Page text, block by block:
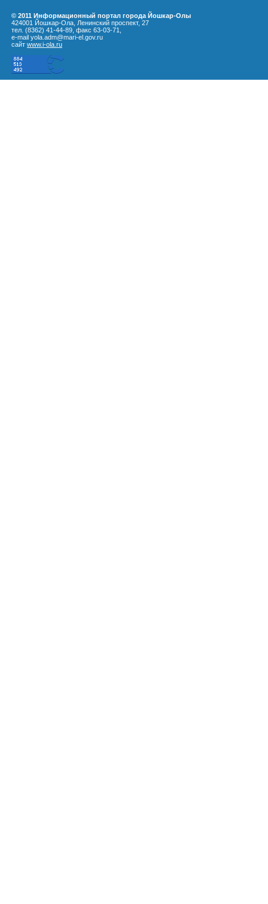
© 2011 Информационный портал города Йошкар-Олы
424001 Йошкар-Ола, Ленинский проспект, 27
тел. (8362) 41-44-89, факс 63-03-71,
e-mail yola.adm@mari-el.gov.ru
сайт www.i-ola.ru